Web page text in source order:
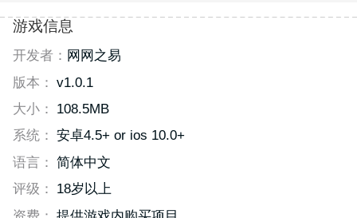
游戏信息
开发者： 网网之易
版本： v1.0.1
大小：
108.5MB
系统： 安卓4.5+ or ios 10.0+
语言： 简体中文
评级：
18岁以上